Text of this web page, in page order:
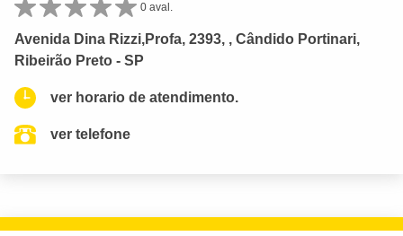
0 aval.
Avenida Dina Rizzi,Profa, 2393, , Cândido Portinari,
Ribeirão Preto - SP
ver horario de atendimento.
ver telefone